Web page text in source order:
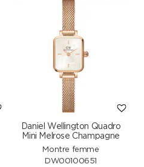
Daniel Wellington Quadro
Mini Melrose Champagne
Montre femme
DW00100651